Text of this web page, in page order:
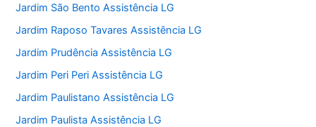
Jardim São Bento Assistência LG
Jardim Raposo Tavares Assistência LG
Jardim Prudência Assistência LG
Jardim Peri Peri Assistência LG
Jardim Paulistano Assistência LG
Jardim Paulista Assistência LG